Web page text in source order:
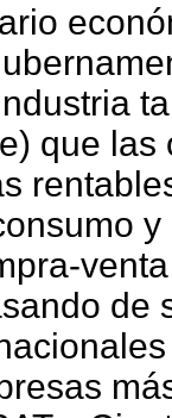
que
de